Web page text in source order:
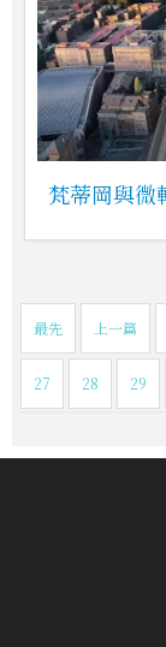
梵蒂岡與微
最先 上一篇
27 28 29